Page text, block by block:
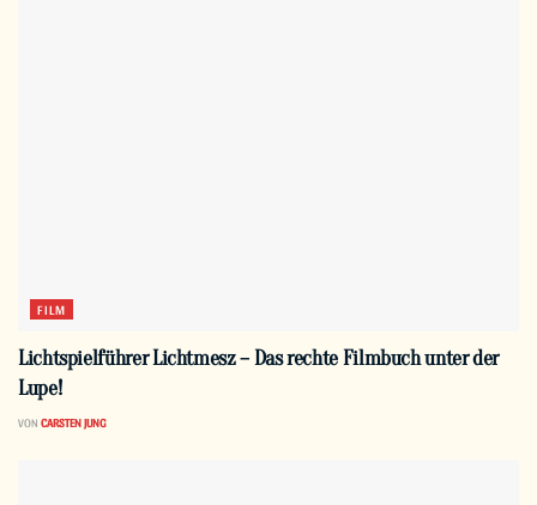
FILM
Lichtspielführer Lichtmesz – Das rechte Filmbuch unter der
Lupe!
VON CARSTEN JUNG